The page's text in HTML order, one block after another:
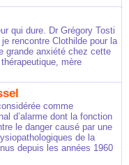
qui dure. Dr Grégory Tosti
rencontre Clothilde pour la
grande anxiété chez cette
mère
comme
d’alarme dont la fonction
le danger causé par une
de la
depuis les années 1960